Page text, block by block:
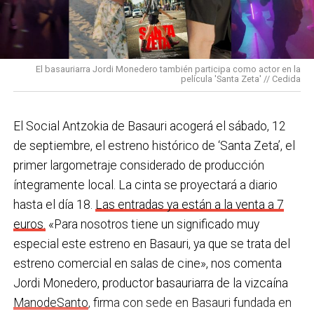
En Basauri ya venimos trabajando en esa dirección
con programas de envejecimiento activo, actividades
en los centros de personas mayores e iniciativas para
combatir la brecha digital. Además, este año se ha
y, a principios del año que viene, se comenzarán a
prestar los servicios de atención diurna y viviendas
comunitarias.
En las últimas semanas la actualidad municipal ha
estado marcada por las investigaciones sobre
presuntas irregularidades urbanísticas . ¿Cómo
está afrontando el equipo de gobierno esta
situación y qué mensaje trasladarías a la
ciudadanía?Los hechos denunciados son graves y
los Equipos de Protección Individual (EPIS) y con las
pulseras de aviso de temperatura pitando al unísono,
una acción que los sindicatos tachan de negligente y
contraria al propio plan de emergencias de la
Sin soluciones reales
Ante la falta de soluciones en las reuniones del
comité, los representantes de los trabajadores
advirtieron a la dirección con elevar los hechos a la
Inspección de Trabajo. Aunque inicialmente
percibieron un amago de cambio de actitud, la parte
social lamenta que las medidas adoptadas ante las
nuevas alertas meteorológicas han sido meramente
«testimoniales, esporádicas y centradas en
El basauriarra Jordi Monedero también participa como actor en la
película 'Santa Zeta' // Cedida
El Social Antzokia de Basauri acogerá el sábado, 12
de septiembre, el estreno histórico de ‘Santa Zeta’, el
primer largometraje considerado de producción
íntegramente local. La cinta se proyectará a diario
hasta el día 18. Las entradas ya están a la venta a 7
euros. «Para nosotros tiene un significado muy
especial este estreno en Basauri, ya que se trata del
estreno comercial en salas de cine», nos comenta
Jordi Monedero, productor basauriarra de la vizcaína
ManodeSanto, firma con sede en Basauri fundada en